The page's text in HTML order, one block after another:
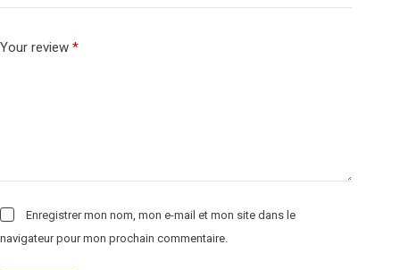
Your review *
Enregistrer mon nom, mon e-mail et mon site dans le
navigateur pour mon prochain commentaire.